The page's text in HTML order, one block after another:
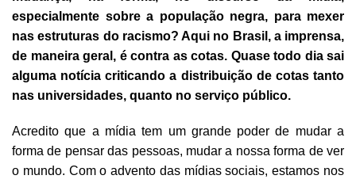
especialmente sobre a população negra, para mexer
nas estruturas do racismo? Aqui no Brasil, a imprensa,
de maneira geral, é contra as cotas. Quase todo dia sai
alguma notícia criticando a distribuição de cotas tanto
nas universidades, quanto no serviço público.
Acredito que a mídia tem um grande poder de mudar a
forma de pensar das pessoas, mudar a nossa forma de ver
o mundo. Com o advento das mídias sociais, estamos nos